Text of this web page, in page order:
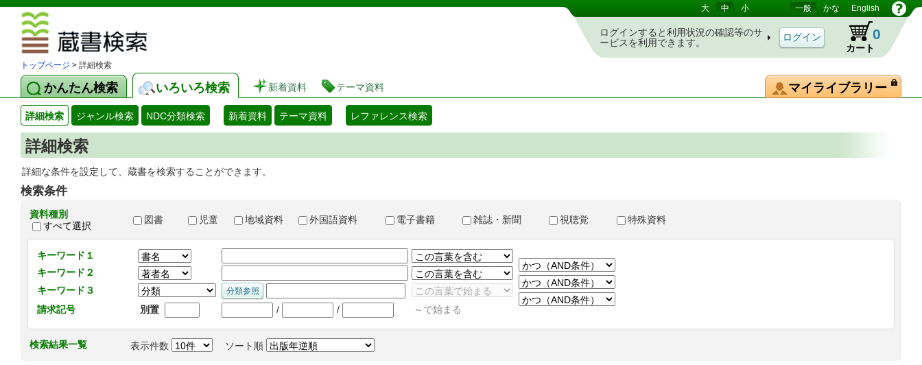
大 中 小 一般 かな English
ログインすると利用状況の確認等のサ
ービスを利用できます。
カート
0
トップページ > 詳細検索
かんたん検索 いろいろ検索 新着資料 テーマ資料 マイライブラリー
詳細検索 ジャンル検索 NDC分類検索 新着資料 テーマ資料 レファレンス検索
詳細検索
詳細な条件を設定して、蔵書を検索することができます。
検索条件
資料種別
すべて選択
図書 児童 地域資料 外国語資料 電子書籍 雑誌・新聞 視聴覚 特殊資料
キーワード１
キーワード２
キーワード３
請求記号
別置 / / ～で始まる
検索結果一覧 表示件数 ソート順